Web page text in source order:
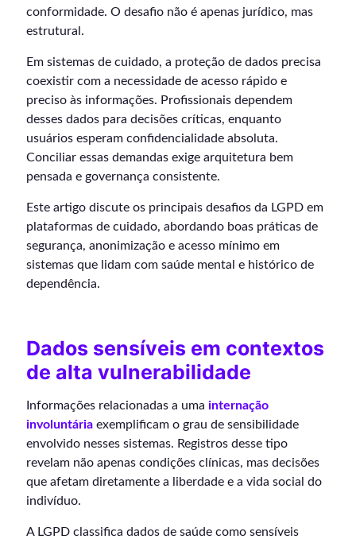
conformidade. O desafio não é apenas jurídico, mas
estrutural.
Em sistemas de cuidado, a proteção de dados precisa
coexistir com a necessidade de acesso rápido e
preciso às informações. Profissionais dependem
desses dados para decisões críticas, enquanto
usuários esperam confidencialidade absoluta.
Conciliar essas demandas exige arquitetura bem
pensada e governança consistente.
Este artigo discute os principais desafios da LGPD em
plataformas de cuidado, abordando boas práticas de
segurança, anonimização e acesso mínimo em
sistemas que lidam com saúde mental e histórico de
dependência.
Dados sensíveis em contextos
de alta vulnerabilidade
Informações relacionadas a uma internação
involuntária exemplificam o grau de sensibilidade
envolvido nesses sistemas. Registros desse tipo
revelam não apenas condições clínicas, mas decisões
que afetam diretamente a liberdade e a vida social do
indivíduo.
A LGPD classifica dados de saúde como sensíveis